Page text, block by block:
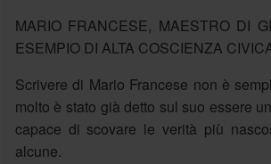
MARIO FRANCESE, MAESTRO DI
ESEMPIO DI ALTA COSCIENZA
Scrivere di Mario Francese non è
molto è stato già detto sul suo essere
capace di scovare le verità più
alcune.